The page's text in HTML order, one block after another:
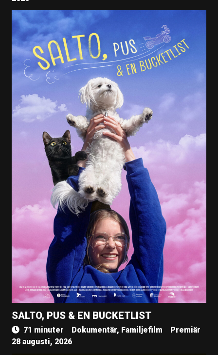
SALTO, PUS & EN BUCKETLIST
71 minuter Dokumentär, Familjefilm
Premiär
28 augusti, 2026